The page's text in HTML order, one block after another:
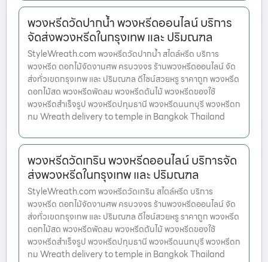
พวงหรีดวัดปากน้ำ พวงหรีดออนไลน์ บริการ
จัดส่งพวงหรีดในกรุงเทพ และ ปริมณฑล
StyleWreath.com พวงหรีดวัดปากน้ำ สไตล์หรีด บริการ
พวงหรีด ดอกไม้จัดงานศพ ครบวงจร ร้านพวงหรีดออนไลน์ จัด
ส่งทั่วเขตกรุงเทพ และ ปริมณฑล ดีไซน์สวยหรู ราคาถูก พวงหรีด
ดอกไม้สด พวงหรีดพัดลม พวงหรีดต้นไม้ พวงหรีดของใช้
พวงหรีดสำเร็จรูป พวงหรีดปทุมธานี พวงหรีดนนทบุรี พวงหรีดก
ทม Wreath delivery to temple in Bangkok Thailand
พวงหรีดวัดเกริน พวงหรีดออนไลน์ บริการจัด
ส่งพวงหรีดในกรุงเทพ และ ปริมณฑล
StyleWreath.com พวงหรีดวัดเกริน สไตล์หรีด บริการ
พวงหรีด ดอกไม้จัดงานศพ ครบวงจร ร้านพวงหรีดออนไลน์ จัด
ส่งทั่วเขตกรุงเทพ และ ปริมณฑล ดีไซน์สวยหรู ราคาถูก พวงหรีด
ดอกไม้สด พวงหรีดพัดลม พวงหรีดต้นไม้ พวงหรีดของใช้
พวงหรีดสำเร็จรูป พวงหรีดปทุมธานี พวงหรีดนนทบุรี พวงหรีดก
ทม Wreath delivery to temple in Bangkok Thailand